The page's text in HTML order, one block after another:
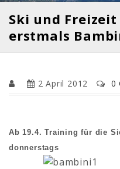
Ski und
erstmals
2 April 2012 0
Ab 19.4. Training für die
donnerstags